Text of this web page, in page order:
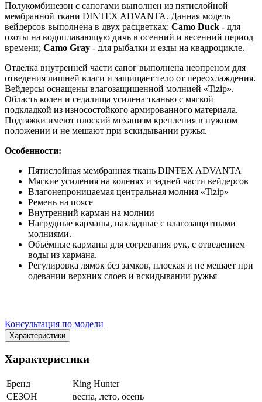
Полукомбинезон с сапогами выполнен из пятислойной
мембранной ткани DINTEX ADVANTA. Данная модель
вейдерсов выполнена в двух расцветках: Camo Duck - для
охоты на водоплавающую дичь в осенний и весенний период
времени; Camo Gray - для рыбалки и езды на квадроцикле.
Отделка внутренней части сапог выполнена неопреном для
отведения лишней влаги и защищает тело от переохлаждения.
Вейдерсы оснащены влагозащищенной молнией «Tizip».
Область колен и седалища усилена тканью с мягкой
подкладкой из износостойкого армированного материала.
Подтяжки имеют плоский механизм крепления в нужном
положении и не мешают при вскидывании ружья.
Особенности:
Пятислойная мембранная ткань DINTEX ADVANTA
Мягкие усиления на коленях и задней части вейдерсов
Влагонепроницаемая центральная молния «Tizip»
Ремень на поясе
Внутренний карман на молнии
Нагрудные карманы, накладные с влагозащитными
молниями.
Объёмные карманы для согревания рук, с отведением
воды из кармана.
Регулировка лямок без замков, плоская и не мешает при
одевании верхних слоев и вскидывании ружья
Консультация по модели
Характеристики
Характеристики
Бренд
King Hunter
СЕЗОН
весна, лето, осень